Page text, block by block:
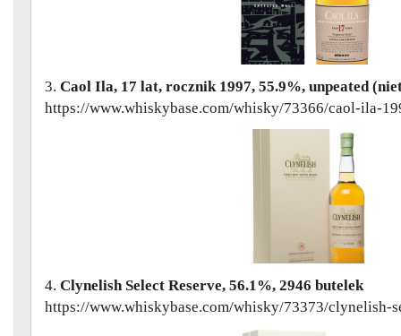
3. Caol Ila, 17 lat, rocznik 1997, 55.9%, unpeated
https://www.whiskybase.com/whisky/73366/caol-ila-
4. Clynelish Select Reserve, 56.1%, 2946 butelek
https://www.whiskybase.com/whisky/73373/clynelish-